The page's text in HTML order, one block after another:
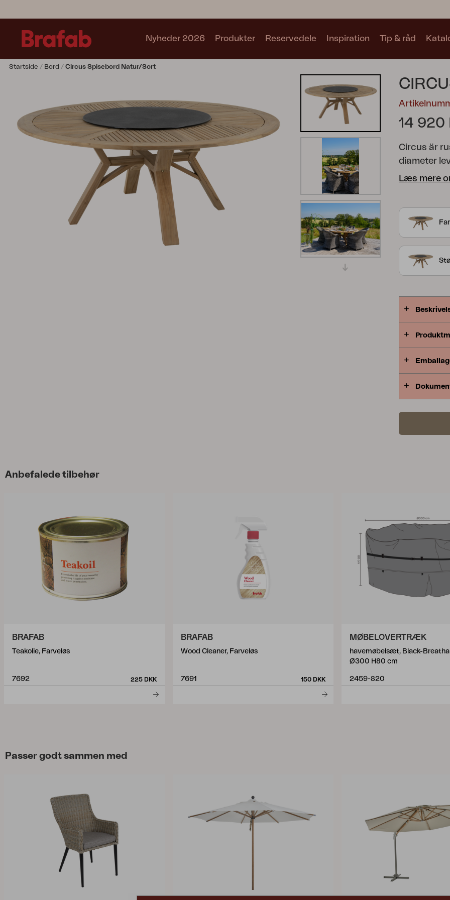
Nyheder 2026 Produkter
Lænestol
Stol
Bord
Udekøkken
Samlinger
Se alle samlinger
Blixt
Grower Greens
Reservedele Inspiration Tip & råd
Startside Bord Circus Spisebord Natur/sort
14 920
Circus är
diameter
superstone
Læs mere
Anbefalede tilbehør
BRAFAB
Teakolie, Farveløs
7692 225 DKK
BRAFAB
Wood Cleaner, Farveløs
7691 150 DKK
MØBELOVERTRÆK
havemøbelsæt, Black-
Ø300 H80 cm
2459-820
Passer godt sammen med